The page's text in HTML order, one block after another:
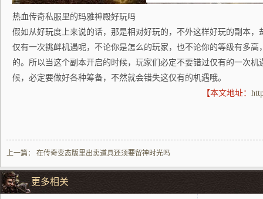
热血传奇私服里的玛雅神殿好玩吗
假如从好玩度上来说的话，那是相对好玩的，不外这样好玩的副本
仅有一次挑衅机遇呢，不论你是怎么的玩家，也不论你的等级有多高
的。所以当这个副本开启的时候，玩家们必定不要错过仅有的一次
候，必定要做好各种筹备，不然就会错失这仅有的机遇哦。
【本文地址：
上一篇： 在传奇变态版里出卖道具还须要留神时光吗
更多相关